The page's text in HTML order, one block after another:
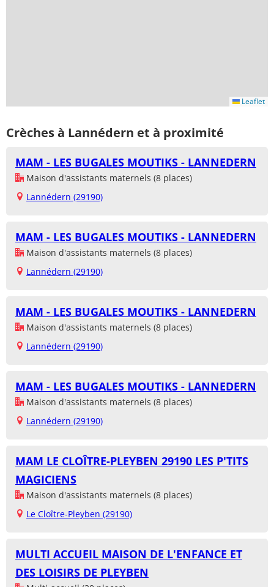
Leaflet
Crèches à Lannédern et à proximité
MAM - LES BUGALES MOUTIKS - LANNEDERN
Maison d'assistants maternels (8 places)
Lannédern (29190)
MAM - LES BUGALES MOUTIKS - LANNEDERN
Maison d'assistants maternels (8 places)
Lannédern (29190)
MAM - LES BUGALES MOUTIKS - LANNEDERN
Maison d'assistants maternels (8 places)
Lannédern (29190)
MAM - LES BUGALES MOUTIKS - LANNEDERN
Maison d'assistants maternels (8 places)
Lannédern (29190)
MAM LE CLOÎTRE-PLEYBEN 29190 LES P'TITS
MAGICIENS
Maison d'assistants maternels (8 places)
Le Cloître-Pleyben (29190)
MULTI ACCUEIL MAISON DE L'ENFANCE ET
DES LOISIRS DE PLEYBEN